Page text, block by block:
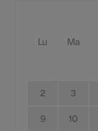
Lu Ma
2 3
9 10